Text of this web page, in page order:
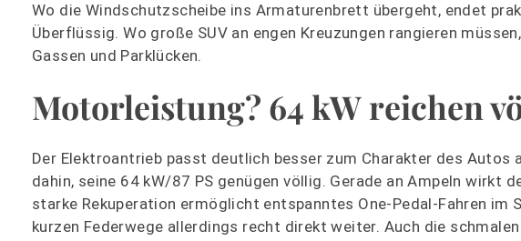
Wo die Windschutzscheibe ins Armaturenbrett übergeht, endet
Überflüssig. Wo große SUV an engen Kreuzungen rangieren
Gassen und Parklücken.
Motorleistung? 64 kW reichen
Der Elektroantrieb passt deutlich besser zum Charakter des Autos
dahin, seine 64 kW/87 PS genügen völlig. Gerade an Ampeln wirkt
starke Rekuperation ermöglicht entspanntes One-Pedal-Fahren im
kurzen Federwege allerdings recht direkt weiter. Auch die